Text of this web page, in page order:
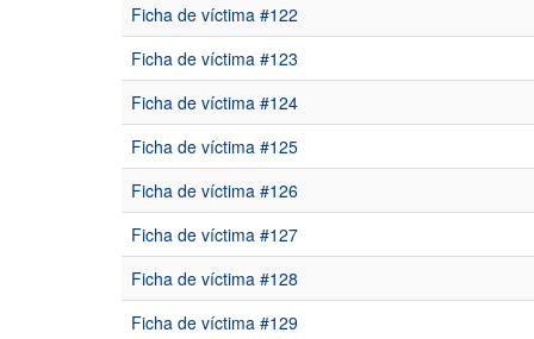
Ficha de víctima #122
Ficha de víctima #123
Ficha de víctima #124
Ficha de víctima #125
Ficha de víctima #126
Ficha de víctima #127
Ficha de víctima #128
Ficha de víctima #129